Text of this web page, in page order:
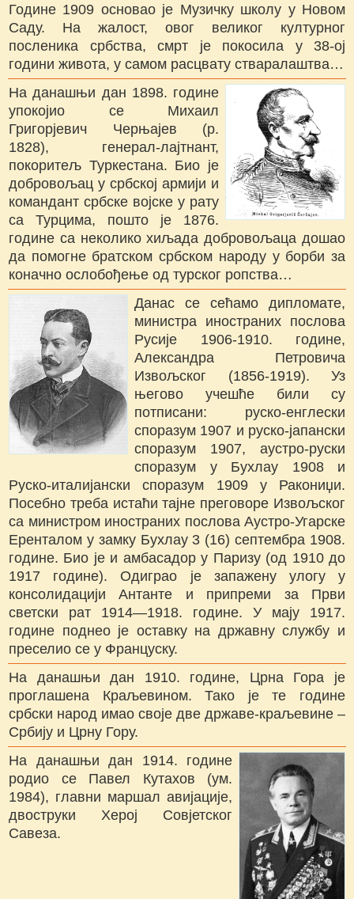
Године 1909 основао је Музичку школу у Новом
Саду. На жалост, овог великог културног
посленика србства, смрт је покосила у 38-ој
години живота, у самом расцвату стваралаштва…
На данашњи дан 1898. године
упокојио се Михаил
Григорјевич Черњајев (р.
1828), генерал-лајтнант,
покоритељ Туркестана. Био је
добровољац у србској армији и
командант србске војске у рату
са Турцима, пошто је 1876.
године са неколико хиљада добровољаца дошао
да помогне братском србском народу у борби за
коначно ослобођење од турског ропства…
Данас се сећамо дипломате,
министра иностраних послова
Русије 1906-1910. године,
Александра Петровича
Извољског (1856-1919). Уз
његово учешће били су
потписани: руско-енглески
споразум 1907 и руско-јапански
споразум 1907, аустро-руски
споразум у Бухлау 1908 и
Руско-италијански споразум 1909 у Ракониџи.
Посебно треба истаћи тајне преговоре Извољског
са министром иностраних послова Аустро-Угарске
Еренталом у замку Бухлау 3 (16) септембра 1908.
године. Био је и амбасадор у Паризу (од 1910 до
1917 године). Одиграо је запажену улогу у
консолидацији Антанте и припреми за Први
светски рат 1914—1918. године. У мају 1917.
године поднео је оставку на државну службу и
преселио се у Француску.
На данашњи дан 1910. године, Црна Гора је
проглашена Краљевином. Тако је те године
србски народ имао своје две државе-краљевине –
Србију и Црну Гору.
На данашњи дан 1914. године
родио се Павел Кутахов (ум.
1984), главни маршал авијације,
двоструки Херој Совјетског
Савеза.